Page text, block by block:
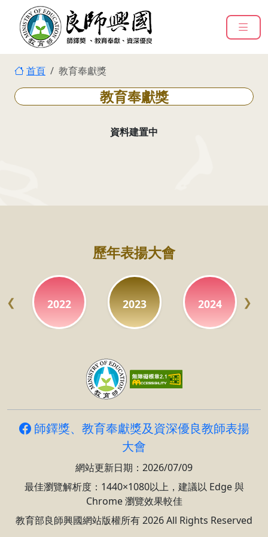
到主要內容
::: 首頁 教育奉獻獎
教育奉獻獎
資料建置中
歷年表揚大會
2022 2023 2024
師鐸獎、教育奉獻獎及資深優良教師表揚
大會
網站更新日期：2026/07/09
最佳瀏覽解析度：1440×1080以上，建議以 Edge 與
Chrome 瀏覽效果較佳
教育部良師興國網站版權所有 2026 All Rights Reserved